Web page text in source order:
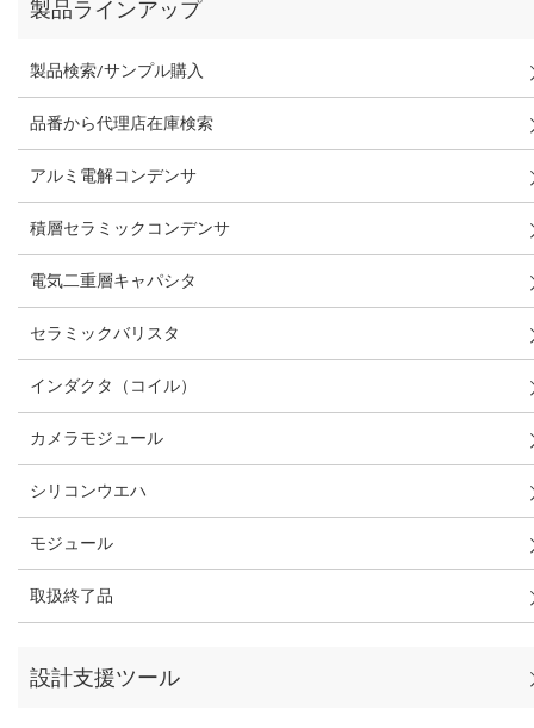
製品ラインアップ
製品検索/サンプル購入
品番から代理店在庫検索
アルミ電解コンデンサ
積層セラミックコンデンサ
電気二重層キャパシタ
セラミックバリスタ
インダクタ（コイル）
カメラモジュール
シリコンウエハ
モジュール
取扱終了品
設計支援ツール